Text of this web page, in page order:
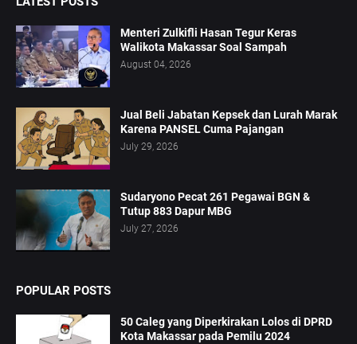
Menteri Zulkifli Hasan Tegur Keras
Walikota Makassar Soal Sampah
August 04, 2026
Jual Beli Jabatan Kepsek dan Lurah Marak
Karena PANSEL Cuma Pajangan
July 29, 2026
Sudaryono Pecat 261 Pegawai BGN &
Tutup 883 Dapur MBG
July 27, 2026
POPULAR POSTS
50 Caleg yang Diperkirakan Lolos di DPRD
Kota Makassar pada Pemilu 2024